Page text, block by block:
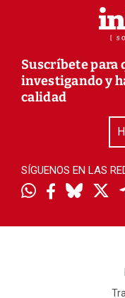
Suscríbete para
investigando y
calidad
SÍGUENOS EN LAS